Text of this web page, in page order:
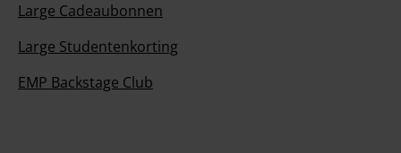
Large Cadeaubonnen
Large Studentenkorting
EMP Backstage Club